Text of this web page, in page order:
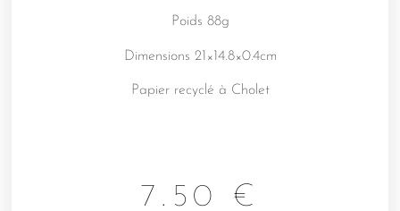
Poids 88g
Dimensions 21×14.8×0.4cm
Papier recyclé à Cholet
7.50 €